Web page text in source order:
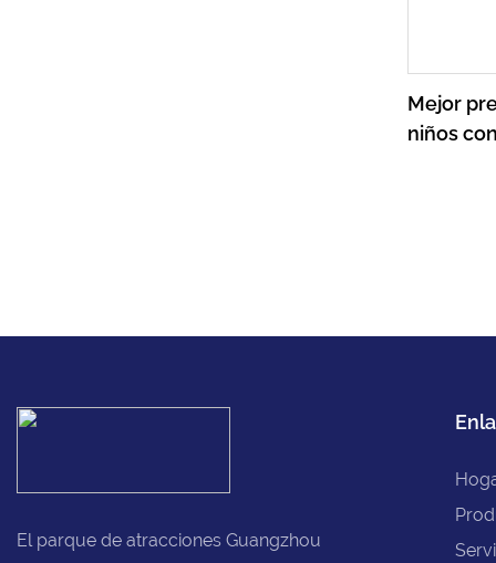
Mejor
niños
El parque de atracciones Guangzhou